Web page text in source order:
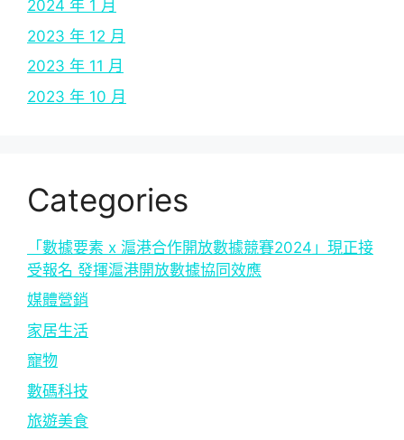
2024 年 1 月
2023 年 12 月
2023 年 11 月
2023 年 10 月
Categories
「數據要素 x 滬港合作開放數據競賽2024」現正接
受報名 發揮滬港開放數據協同效應
媒體營銷
家居生活
寵物
數碼科技
旅遊美食